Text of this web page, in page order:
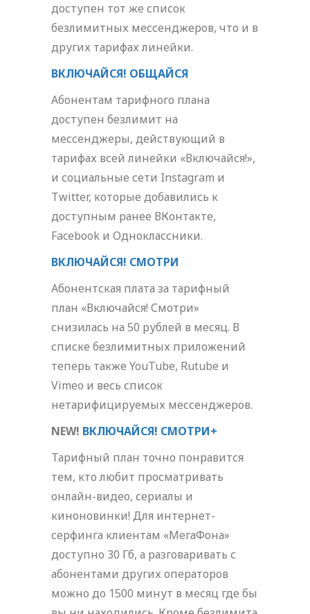
доступен тот же список
безлимитных мессенджеров, что и в
других тарифах линейки.
ВКЛЮЧАЙСЯ! ОБЩАЙСЯ
Абонентам тарифного плана
доступен безлимит на
мессенджеры, действующий в
тарифах всей линейки «Включайся!»,
и социальные сети Instagram и
Twitter, которые добавились к
доступным ранее ВКонтакте,
Facebook и Одноклассники.
ВКЛЮЧАЙСЯ! СМОТРИ
Абонентская плата за тарифный
план «Включайся! Смотри»
снизилась на 50 рублей в месяц. В
списке безлимитных приложений
теперь также YouTube, Rutube и
Vimeo и весь список
нетарифицируемых мессенджеров.
NEW! ВКЛЮЧАЙСЯ! СМОТРИ+
Тарифный план точно понравится
тем, кто любит просматривать
онлайн-видео, сериалы и
киноновинки! Для интернет-
серфинга клиентам «МегаФона»
доступно 30 Гб, а разговаривать с
абонентами других операторов
можно до 1500 минут в месяц где бы